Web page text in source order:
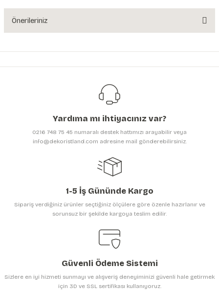
Önerileriniz
yetersiz gördüğünüz noktaları öneri formunu kullanarak tarafımıza
Görüş ve önerileriniz için teşekkür ederiz.
Ürün resmi kalitesiz, bozuk veya görüntülenemiyor.
Ürün bilgilerinde hatalar bulunuyor.
Gönder
Yardıma mı ihtiyacınız var?
0216 748 75 45 numaralı destek hattımızı arayabilir veya
info@dekoristland.com adresine mail gönderebilirsiniz.
1-5 İş Gününde Kargo
Sipariş verdiğiniz ürünler seçtiğiniz ölçülere göre özenle hazırlanır ve
sorunsuz bir şekilde kargoya teslim edilir.
Güvenli Ödeme Sistemi
Sizlere en iyi hizmeti sunmayı ve alışveriş deneyiminizi güvenli hale getirmek
için 3D ve SSL sertifikası kullanıyoruz.